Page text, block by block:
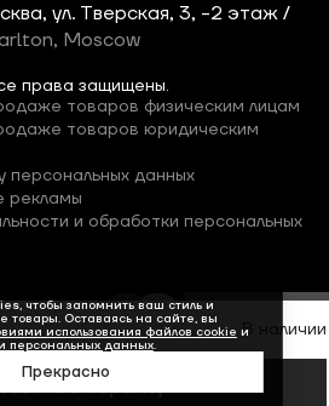
В наличии
в корзину
права защищены.
ул. Тверская, 3, -2 этаж /
Moscow
товаров физическим лицам
товаров юридическим
персональных данных
рекламы
и обработки персональных
чтобы запомнить ваш стиль и
товары. Оставаясь на сайте, вы
использования файлов cookie и
персональных данных.
Прекрасно